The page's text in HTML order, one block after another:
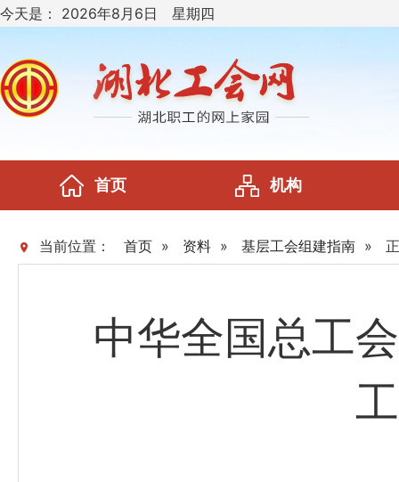
今天是： 2026年8月6日 星期四
首页 机构
当前位置： 首页 » 资料 » 基层工会组建指南 »
中华全国总工